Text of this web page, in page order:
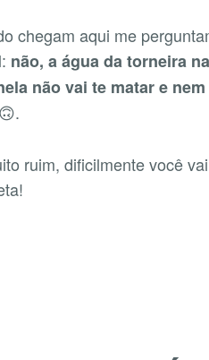
chegam aqui me
não, a água da torneira
não vai te matar e
ruim, dificilmente você